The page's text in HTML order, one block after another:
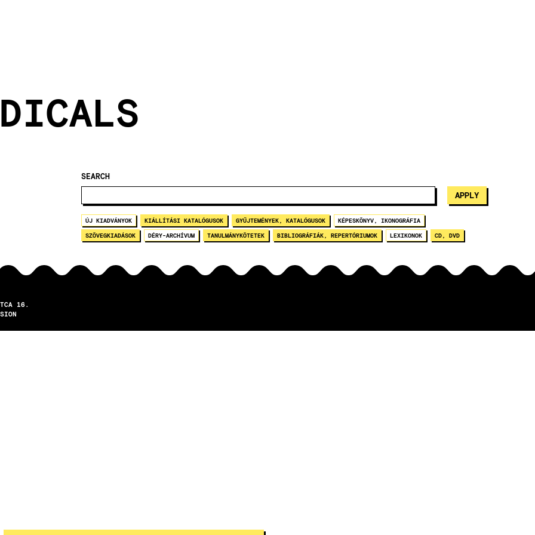
SEARCH
ÚJ KIADVÁNYOK KIÁLLÍTÁSI KATALÓGUSOK GYŰJTEMÉNYEK, KATALÓGUSOK KÉPESKÖNYV, IKONOGRÁFIA
SZÖVEGKIADÁSOK DÉRY-ARCHÍVUM TANULMÁNYKÖTETEK BIBLIOGRÁFIÁK, REPERTÓRIUMOK LEXIKONOK CD, DVD
16.